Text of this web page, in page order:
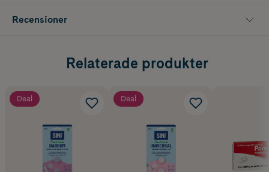
Recensioner
Relaterade produkter
Deal Deal